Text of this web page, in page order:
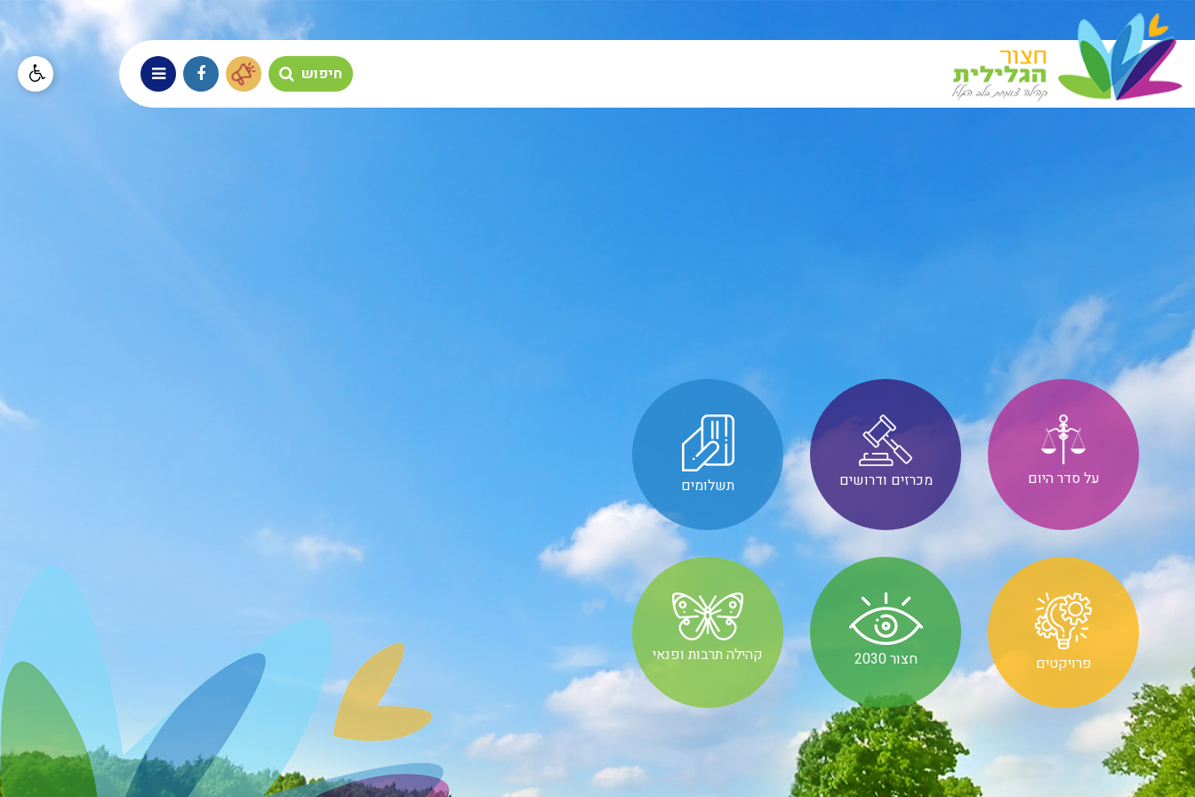
חיפוש
שירותים בקליק
על סדר היום מכרזים ודרושים תשלומים
פרויקטים חצור 2030 קהילה תרבות ופנאי